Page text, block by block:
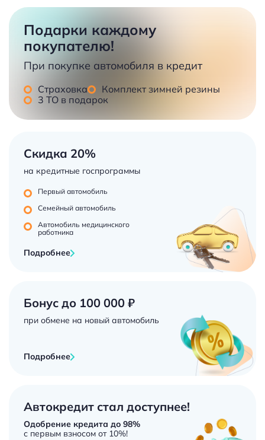
Подарки каждому
покупателю!
При покупке автомобиля в кредит
Страховка
Комплект зимней резины
3 ТО в подарок
Скидка 20%
на кредитные госпрограммы
Первый автомобиль
Семейный автомобиль
Автомобиль медицинского
работника
Подробнее
Бонус до 100 000 ₽
при обмене на новый автомобиль
Подробнее
Автокредит стал доступнее!
Одобрение кредита до 98%
с первым взносом от 10%!